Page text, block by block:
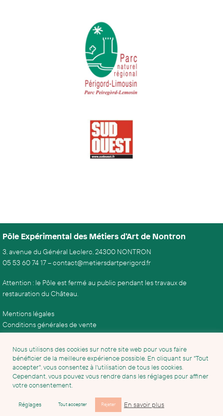
Pôle Expérimental des Métiers d’Art de Nontron
3, avenue du Général Leclerc, 24300 NONTRON
05 53 60 74 17–contact@metiersdartperigord.fr
Attention : le Pôle est fermé au public pendant les travaux de
restauration du Château.
Mentions légales
Conditions générales de vente
Nous utilisons des cookies sur notre site web pour vous faire
bénéficier de la meilleure expérience possible. En cliquant sur "Tout
accepter", vous consentez à l'utilisation de tous les cookies.
Cependant, vous pouvez vous rendre dans les réglages pour affiner
votre consentement.
Réglages Tout accepter Rejeter En savoir plus